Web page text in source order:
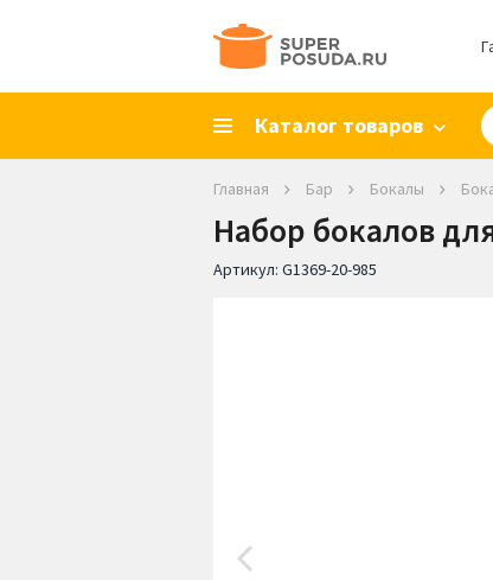
Каталог товаров
Главная Бар Бокалы
Набор бокалов
Артикул: G1369-20-985